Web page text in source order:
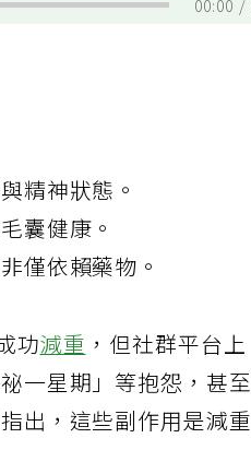
00:00
精神狀態。
囊健康。
僅依賴藥物。
功減重 ，但社群平台上
一星期」等抱怨，甚至
出，這些副作用是減重